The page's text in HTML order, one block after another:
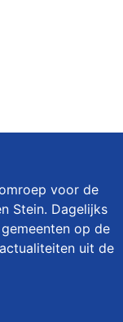
voor de
Stein. Dagelijks
op de
uit de